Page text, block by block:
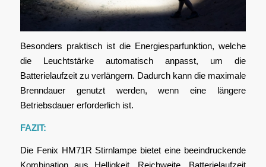
Besonders praktisch ist die Energiesparfunktion, welche
die Leuchtstärke automatisch anpasst, um die
Batterielaufzeit zu verlängern. Dadurch kann die maximale
Brenndauer genutzt werden, wenn eine längere
Betriebsdauer erforderlich ist.
FAZIT:
Die Fenix HM71R Stirnlampe bietet eine beeindruckende
Kombination aus Helligkeit, Reichweite, Batterielaufzeit